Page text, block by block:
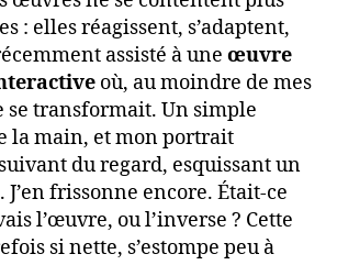
: elles réagissent, s’adaptent,
assisté à une œuvre
où, au moindre de mes
se transformait. Un simple
la main, et mon portrait
du regard, esquissant un
frissonne encore. Était-ce
l’œuvre, ou l’inverse ? Cette
si nette, s’estompe peu à